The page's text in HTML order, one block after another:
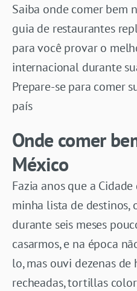
Saiba onde comer bem
guia de restaurantes
para você provar o
internacional durante
Prepare-se para comer
país
Onde comer
México
Fazia anos que a
minha lista de destinos,
durante seis meses
casarmos, e na época
lo, mas ouvi dezenas
recheadas, tortillas